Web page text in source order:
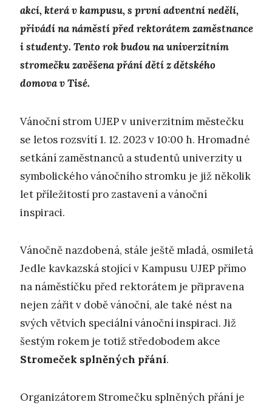
akcí, která v kampusu, s první adventní nedělí,
přivádí na náměstí před rektorátem zaměstnance
i studenty. Tento rok budou na univerzitním
stromečku zavěšena přání dětí z dětského
domova v Tisé.
Vánoční strom UJEP v univerzitním městečku
se letos rozsvítí 1. 12. 2023 v 10:00 h. Hromadné
setkání zaměstnanců a studentů univerzity u
symbolického vánočního stromku je již několik
let příležitostí pro zastavení a vánoční
inspiraci.
Vánočně nazdobená, stále ještě mladá, osmiletá
Jedle kavkazská stojící v Kampusu UJEP přímo
na náměstíčku před rektorátem je připravena
nejen zářit v době vánoční, ale také nést na
svých větvích speciální vánoční inspiraci. Již
šestým rokem je totiž středobodem akce
Stromeček splněných přání.
Organizátorem Stromečku splněných přání je